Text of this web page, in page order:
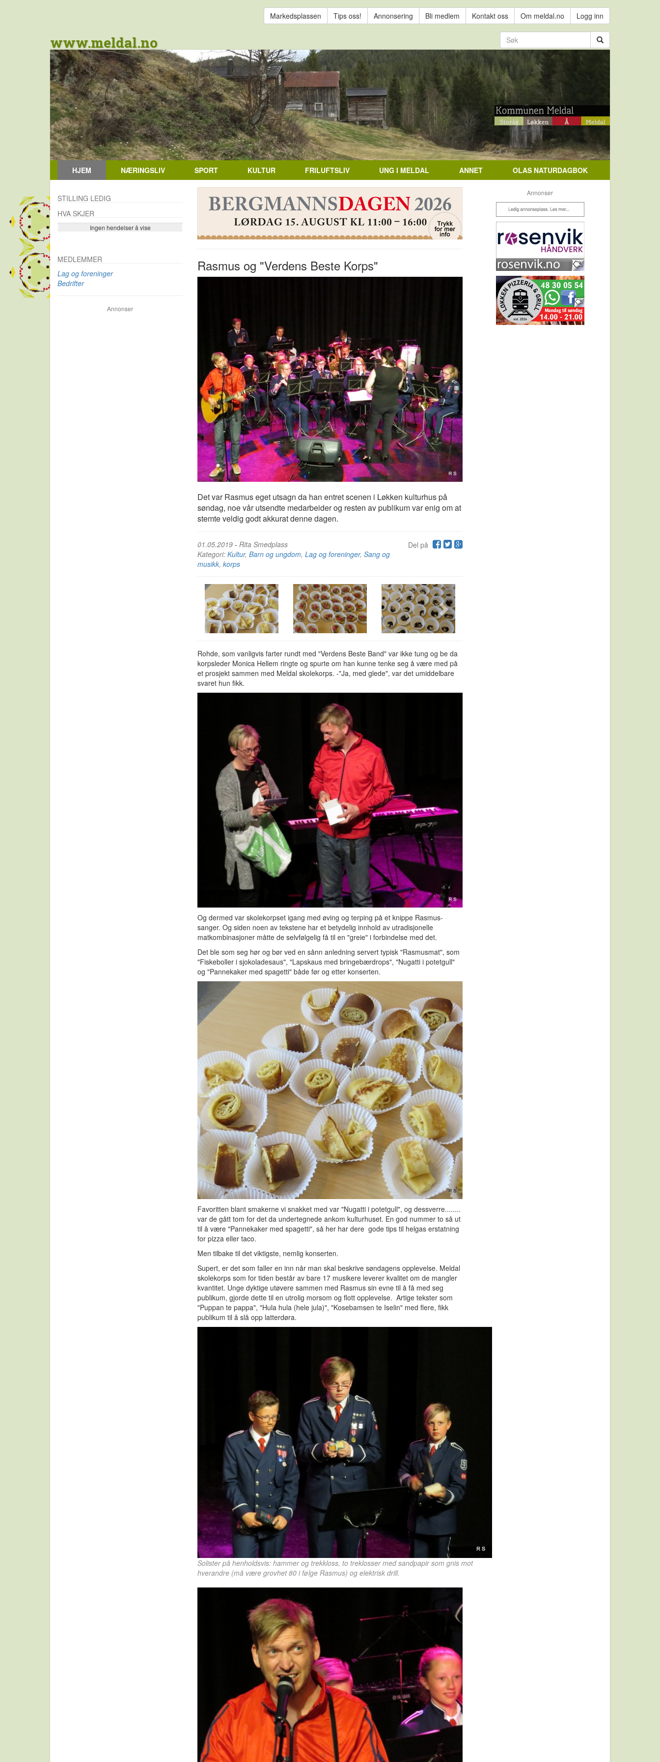
Markedsplassen Tips oss! Annonsering Bli medlem Kontakt oss Om meldal.no Logg inn
www.meldal.no
HJEM NÆRINGSLIV SPORT KULTUR FRILUFTSLIV UNG I MELDAL ANNET OLAS NATURDAGBOK
Rasmus og "Verdens Beste Korps"
Det var Rasmus eget utsagn da han entret scenen i Løkken kulturhus på
søndag, noe vår utsendte medarbeider og resten av publikum var enig om at
stemte veldig godt akkurat denne dagen.
Del på
01.05.2019 - Rita Smedplass
Kategori: Kultur, Barn og ungdom, Lag og foreninger, Sang og
musikk, korps
Rohde, som vanligvis farter rundt med "Verdens Beste Band" var ikke tung og be da
korpsleder Monica Hellem ringte og spurte om han kunne tenke seg å være med på
et prosjekt sammen med Meldal skolekorps. -"Ja, med glede", var det umiddelbare
svaret hun fikk.
Og dermed var skolekorpset igang med øving og terping på et knippe Rasmus-
sanger. Og siden noen av tekstene har et betydelig innhold av utradisjonelle
matkombinasjoner måtte de selvfølgelig få til en "greie" i forbindelse med det.
Det ble som seg hør og bør ved en sånn anledning servert typisk "Rasmusmat", som
"Fiskeboller i sjokoladesaus", "Lapskaus med bringebærdrops", "Nugatti i potetgull"
og "Pannekaker med spagetti" både før og etter konserten.
Favoritten blant smakerne vi snakket med var "Nugatti i potetgull", og dessverre........
var de gått tom for det da undertegnede ankom kulturhuset. En god nummer to så ut
til å være "Pannekaker med spagetti", så her har dere gode tips til helgas erstatning
for pizza eller taco.
Men tilbake til det viktigste, nemlig konserten.
Supert, er det som faller en inn når man skal beskrive søndagens opplevelse. Meldal
skolekorps som for tiden består av bare 17 musikere leverer kvalitet om de mangler
kvantitet. Unge dyktige utøvere sammen med Rasmus sin evne til å få med seg
publikum, gjorde dette til en utrolig morsom og flott opplevelse. Artige tekster som
"Puppan te pappa", "Hula hula (hele jula)", "Kosebamsen te Iselin" med flere, fikk
publikum til å slå opp latterdøra.
Solister på henholdsvis: hammer og trekkloss, to treklosser med sandpapir som gnis mot
hverandre (må være grovhet 80 i følge Rasmus) og elektrisk drill.
STILLING LEDIG
HVA SKJER
Ingen hendelser å vise
Se flere…
MEDLEMMER
Lag og foreninger
Bedrifter
Annonser
Annonser